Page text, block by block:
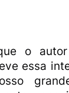
o
essa